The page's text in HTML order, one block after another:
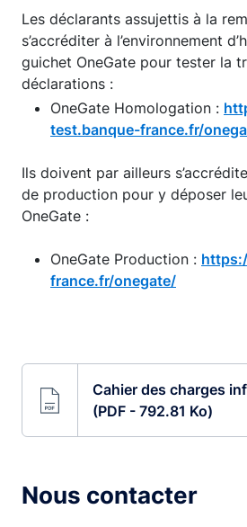
Les déclarants assujettis à la
s’accréditer à l’environnement
guichet OneGate pour tester la
déclarations :
OneGate Homologation :
test.banque-france.fr/
Ils doivent par ailleurs
de production pour y déposer
OneGate :
OneGate Production :
france.fr/onegate/
Cahier des charges
(PDF - 792.81 Ko)
Nous contacter